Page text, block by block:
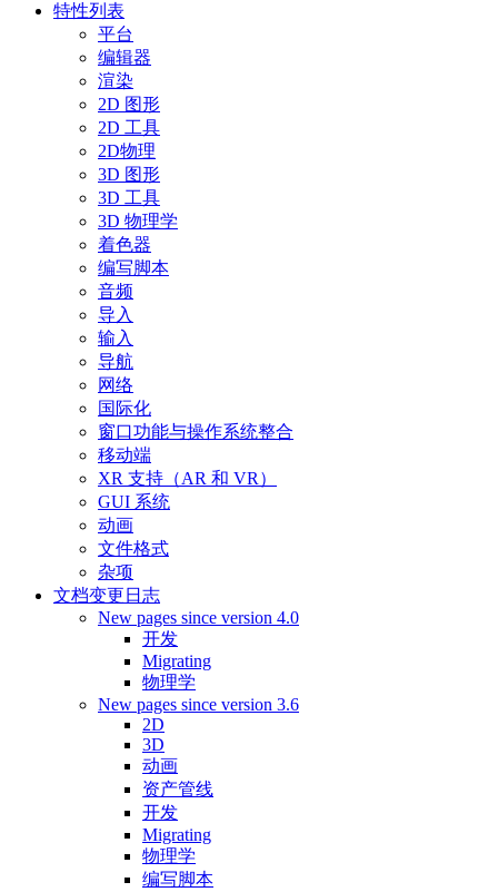
特性列表
平台
编辑器
渲染
2D 图形
2D 工具
2D物理
3D 图形
3D 工具
3D 物理学
着色器
编写脚本
音频
导入
输入
导航
网络
国际化
窗口功能与操作系统整合
移动端
XR 支持（AR 和 VR）
GUI 系统
动画
文件格式
杂项
文档变更日志
New pages since version 4.0
开发
Migrating
物理学
New pages since version 3.6
2D
3D
动画
资产管线
开发
Migrating
物理学
编写脚本